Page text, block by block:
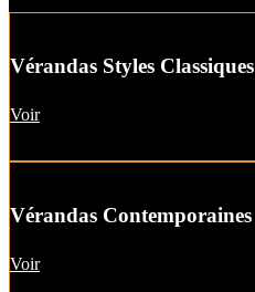
Vérandas Styles Classiques
Voir
Vérandas Contemporaines
Voir